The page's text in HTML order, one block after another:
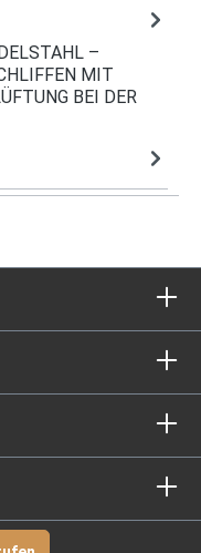
–
MIT
BEI DER